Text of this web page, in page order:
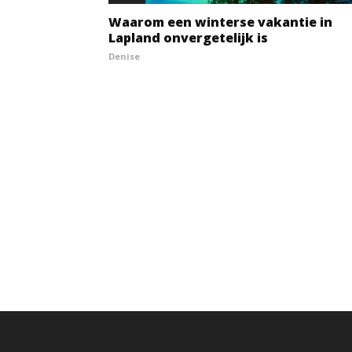
Waarom een winterse vakantie in
Lapland onvergetelijk is
Denise